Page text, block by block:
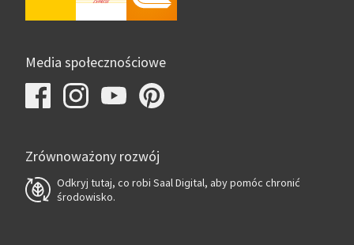
Media społecznościowe
Zrównoważony rozwój
Odkryj tutaj, co robi Saal Digital, aby pomóc chronić
środowisko.